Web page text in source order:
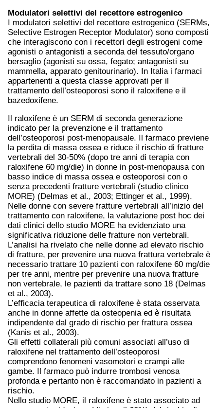
Modulatori selettivi del recettore estrogenico
I modulatori selettivi del recettore estrogenico (SERMs,
Selective Estrogen Receptor Modulator) sono composti
che interagiscono con i recettori degli estrogeni come
agonisti o antagonisti a seconda del tessuto/organo
bersaglio (agonisti su ossa, fegato; antagonisti su
mammella, apparato genitourinario). In Italia i farmaci
appartenenti a questa classe approvati per il
trattamento dell’osteoporosi sono il raloxifene e il
bazedoxifene.
Il raloxifene è un SERM di seconda generazione
indicato per la prevenzione e il trattamento
dell’osteoporosi post-menopausale. Il farmaco previene
la perdita di massa ossea e riduce il rischio di fratture
vertebrali del 30-50% (dopo tre anni di terapia con
raloxifene 60 mg/die) in donne in post-menopausa con
basso indice di massa ossea e osteoporosi con o
senza precedenti fratture vertebrali (studio clinico
MORE) (Delmas et al., 2003; Ettinger et al., 1999).
Nelle donne con severe fratture vertebrali all’inizio del
trattamento con raloxifene, la valutazione post hoc dei
dati clinici dello studio MORE ha evidenziato una
significativa riduzione delle fratture non vertebrali.
L’analisi ha rivelato che nelle donne ad elevato rischio
di fratture, per prevenire una nuova frattura vertebrale è
necessario trattare 10 pazienti con raloxifene 60 mg/die
per tre anni, mentre per prevenire una nuova fratture
non vertebrale, le pazienti da trattare sono 18 (Delmas
et al., 2003).
L’efficacia terapeutica di raloxifene è stata osservata
anche in donne affette da osteopenia ed è risultata
indipendente dal grado di rischio per frattura ossea
(Kanis et al., 2003).
Gli effetti collaterali più comuni associati all’uso di
raloxifene nel trattamento dell’osteoporosi
comprendono fenomeni vasomotori e crampi alle
gambe. Il farmaco può indurre trombosi venosa
profonda e pertanto non è raccomandato in pazienti a
rischio.
Nello studio MORE, il raloxifene è stato associato ad